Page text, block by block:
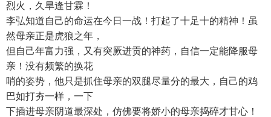
烈火，久旱逢甘霖！
李弘知道自己的命运在今日一战！打起了十足十的精神！虽
然母亲正是虎狼之年，
但自己年富力强，又有突厥进贡的神药，自信一定能降服母
亲！没有频繁的换花
哨的姿势，他只是抓住母亲的双腿尽量分的最大，自己的鸡
巴如打夯一样，一下
下插进母亲阴道最深处，仿佛要将娇小的母亲捣碎才甘心！